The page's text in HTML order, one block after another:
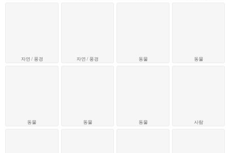
자연 / 풍경
동물
자연 / 풍경
동물
동물
동물
동물
사람